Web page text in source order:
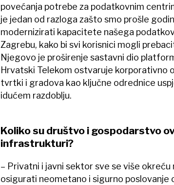
povećanja potrebe za podatkovnim
je jedan od razloga zašto smo prošle
modernizirati kapacitete našega
Zagrebu, kako bi svi korisnici mogli
Njegovo je proširenje sastavni dio
Hrvatski Telekom ostvaruje korporativno
tvrtki i gradova kao ključne odrednice
idućem razdoblju.
Koliko su društvo i gospodarstvo
infrastrukturi?
– Privatni i javni sektor sve se više okreću
osigurati neometano i sigurno poslovanje